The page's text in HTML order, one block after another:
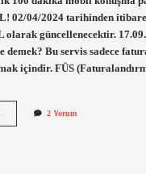
02/04/2024 tarihinden
olarak güncellenecektir.
demek? Bu servis sadece
içindir. FÜS
2 Yorum